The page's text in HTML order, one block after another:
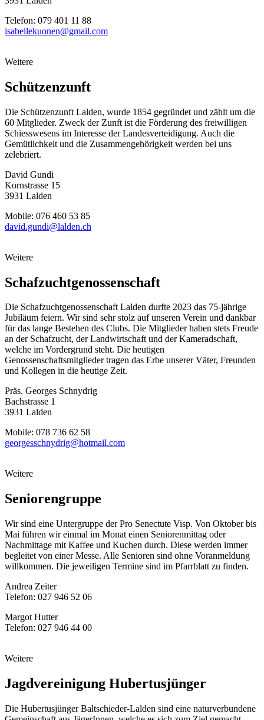
Telefon: 079 401 11 88
isabellekuonen@gmail.com
Weitere
Schützenzunft
Die Schützenzunft Lalden, wurde 1854 gegründet und zählt um die
60 Mitglieder. Zweck der Zunft ist die Förderung des freiwilligen
Schiesswesens im Interesse der Landesverteidigung. Auch die
Gemütlichkeit und die Zusammengehörigkeit werden bei uns
zelebriert.
David Gundi
Kornstrasse 15
3931 Lalden
Mobile: 076 460 53 85
david.gundi@lalden.ch
Weitere
Schafzuchtgenossenschaft
Die Schafzuchtgenossenschaft Lalden durfte 2023 das 75-jährige
Jubiläum feiern. Wir sind sehr stolz auf unseren Verein und dankbar
für das lange Bestehen des Clubs. Die Mitglieder haben stets Freude
an der Schafzucht, der Landwirtschaft und der Kameradschaft,
welche im Vordergrund steht. Die heutigen
Genossenschaftsmitglieder tragen das Erbe unserer Väter, Freunden
und Kollegen in die heutige Zeit.
Präs. Georges Schnydrig
Bachstrasse 1
3931 Lalden
Mobile: 078 736 62 58
georgesschnydrig@hotmail.com
Weitere
Seniorengruppe
Wir sind eine Untergruppe der Pro Senectute Visp. Von Oktober bis
Mai führen wir einmal im Monat einen Seniorenmittag oder
Nachmittage mit Kaffee und Kuchen durch. Diese werden immer
begleitet von einer Messe. Alle Senioren sind ohne Voranmeldung
willkommen. Die jeweiligen Termine sind im Pfarrblatt zu finden.
Andrea Zeiter
Telefon: 027 946 52 06
Margot Hutter
Telefon: 027 946 44 00
Weitere
Jagdvereinigung Hubertusjünger
Die Hubertusjünger Baltschieder-Lalden sind eine naturverbundene